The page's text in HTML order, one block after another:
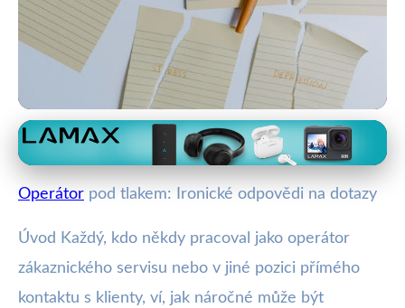
Zákaznická podpora a její výzvy
Jak Ironie Pomáhá Operátorům
Operátor pod tlakem: Ironické odpovědi na dotazy
Úvod Každý, kdo někdy pracoval jako operátor
zákaznického servisu nebo v jiné pozici přímého
kontaktu s klienty, ví, jak náročné může být